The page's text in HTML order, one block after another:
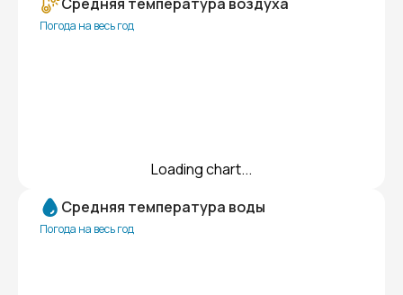
Погода на весь год
Loading chart...
Средняя температура воды
Погода на весь год